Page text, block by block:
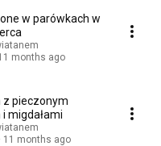
w parówkach w
months ago
z pieczonym
migdałami
11 months ago